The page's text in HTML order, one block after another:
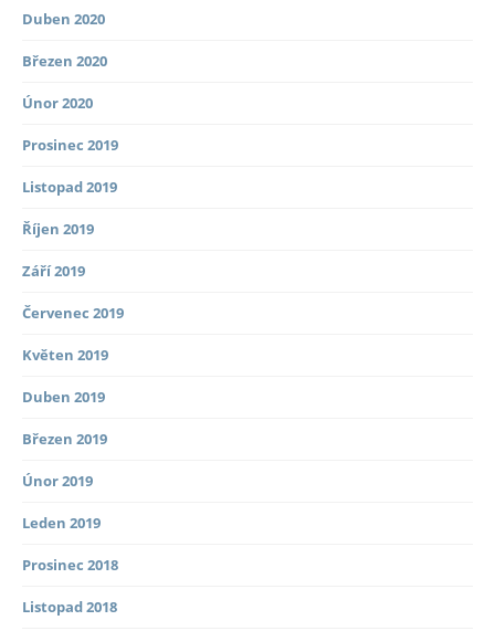
Duben 2020
Březen 2020
Únor 2020
Prosinec 2019
Listopad 2019
Říjen 2019
Září 2019
Červenec 2019
Květen 2019
Duben 2019
Březen 2019
Únor 2019
Leden 2019
Prosinec 2018
Listopad 2018